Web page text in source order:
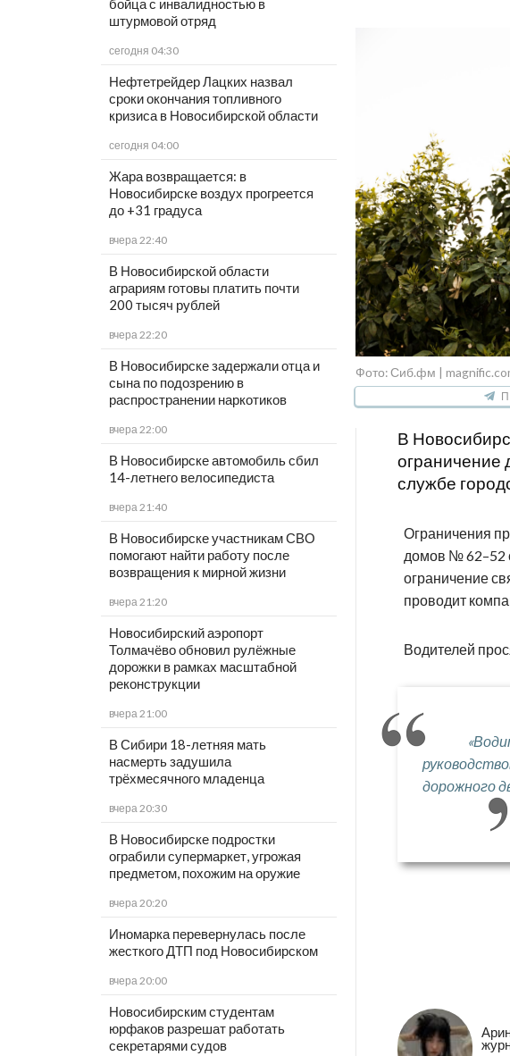
бойца с инвалидностью в
штурмовой отряд
сегодня 04:30
Нефтетрейдер Лацких назвал
сроки окончания топливного
кризиса в Новосибирской области
сегодня 04:00
Жара возвращается: в
Новосибирске воздух прогреется
до +31 градуса
вчера 22:40
В Новосибирской области
аграриям готовы платить почти
200 тысяч рублей
вчера 22:20
В Новосибирске задержали отца и
сына по подозрению в
распространении наркотиков
вчера 22:00
В Новосибирске автомобиль сбил
14-летнего велосипедиста
вчера 21:40
В Новосибирске участникам СВО
помогают найти работу после
возвращения к мирной жизни
вчера 21:20
Новосибирский аэропорт
Толмачёво обновил рулёжные
дорожки в рамках масштабной
реконструкции
вчера 21:00
В Сибири 18-летняя мать
насмерть задушила
трёхмесячного младенца
вчера 20:30
В Новосибирске подростки
ограбили супермаркет, угрожая
предметом, похожим на оружие
вчера 20:20
Иномарка перевернулась после
жесткого ДТП под Новосибирском
вчера 20:00
Новосибирским студентам
юрфаков разрешат работать
секретарями судов
Фото: Сиб.фм |
В
ограничение
службе
Ограничения
домов № 62–52
ограничение
проводит
Водителей
дорожного